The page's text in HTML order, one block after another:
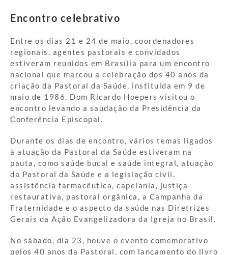
Encontro celebrativo
Entre os dias 21 e 24 de maio, coordenadores
regionais, agentes pastorais e convidados
estiveram reunidos em Brasília para um encontro
nacional que marcou a celebração dos 40 anos da
criação da Pastoral da Saúde, instituída em 9 de
maio de 1986. Dom Ricardo Hoepers visitou o
encontro levando a saudação da Presidência da
Conferência Episcopal.
Durante os dias de encontro, vários temas ligados
à atuação da Pastoral da Saúde estiveram na
pauta, como saúde bucal e saúde integral, atuação
da Pastoral da Saúde e a legislação civil,
assistência farmacêutica, capelania, justiça
restaurativa, pastoral orgânica, a Campanha da
Fraternidade e o aspecto da saúde nas Diretrizes
Gerais da Ação Evangelizadora da Igreja no Brasil.
No sábado, dia 23, houve o evento comemorativo
pelos 40 anos da Pastoral, com lançamento do livro